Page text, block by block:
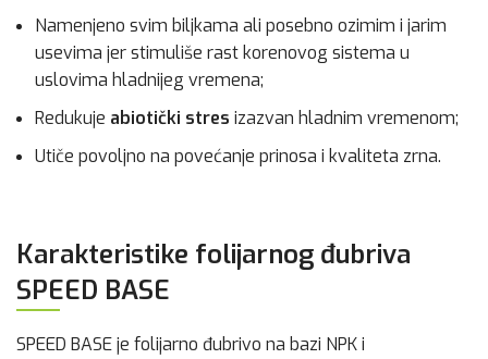
Namenjeno svim biljkama ali posebno ozimim i jarim
usevima jer stimuliše rast korenovog sistema u
uslovima hladnijeg vremena;
Redukuje abiotički stres izazvan hladnim vremenom;
Utiče povoljno na povećanje prinosa i kvaliteta zrna.
Karakteristike folijarnog đubriva
SPEED BASE
SPEED BASE je folijarno đubrivo na bazi NPK i